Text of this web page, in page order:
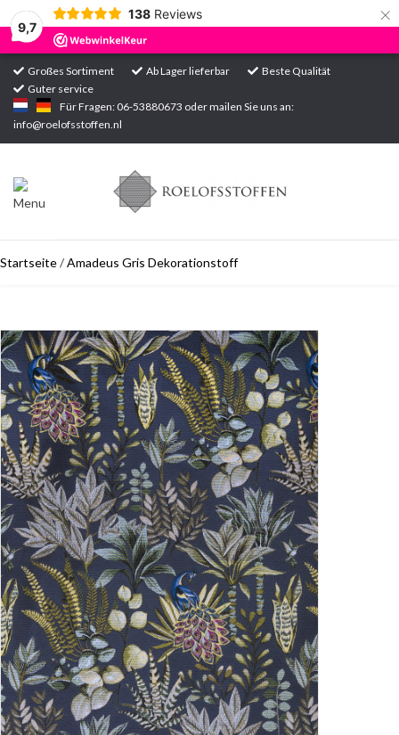
9,7
138 Reviews ×
Großes Sortiment Ab Lager lieferbar
Beste Qualität
Guter service
Für Fragen: 06-53880673 oder mailen Sie uns an:
info@roelofsstoffen.nl
Startseite
Sortiment
Startseite/Amadeus Gris Dekorationstoff